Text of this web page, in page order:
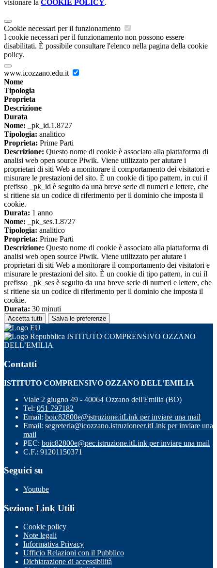
visionare la COOKIE POLICY.
Cookie necessari per il funzionamento
I cookie necessari per il funzionamento non possono essere
disabilitati. È possibile consultare l'elenco nella pagina della cookie
policy.
www.icozzano.edu.it
Nome
Tipologia
Proprieta
Descrizione
Durata
Nome: _pk_id.1.8727
Tipologia: analitico
Proprieta: Prime Parti
Descrizione: Questo nome di cookie è associato alla piattaforma di
analisi web open source Piwik. Viene utilizzato per aiutare i
proprietari di siti Web a monitorare il comportamento dei visitatori e
misurare le prestazioni del sito. È un cookie di tipo pattern, in cui il
prefisso _pk_id è seguito da una breve serie di numeri e lettere, che
si ritiene sia un codice di riferimento per il dominio che imposta il
cookie.
Durata: 1 anno
Nome: _pk_ses.1.8727
Tipologia: analitico
Proprieta: Prime Parti
Descrizione: Questo nome di cookie è associato alla piattaforma di
analisi web open source Piwik. Viene utilizzato per aiutare i
proprietari di siti Web a monitorare il comportamento dei visitatori e
misurare le prestazioni del sito. È un cookie di tipo pattern, in cui il
prefisso _pk_ses è seguito da una breve serie di numeri e lettere, che
si ritiene sia un codice di riferimento per il dominio che imposta il
cookie.
Durata: 30 minuti
Accetta tutti Salva le preferenze
ISTITUTO COMPRENSIVO OZZANO
DELL’EMILIA
Contatti
ISTITUTO COMPRENSIVO OZZANO DELL’EMILIA
Viale 2 giugno 49 - 40064 Ozzano dell'Emilia (BO)
Tel: 051 797182
Email: boic82800e@istruzione.itLink per inviare una mail
Email: segreteria@icozzano.istruzioneer.itLink per inviare una
mail
PEC: boic82800e@pec.istruzione.itLink per inviare una mail
C.F.: 91201150371
Seguici su
Youtube
Sezione Link Utili
Cookie policy
Note legali
Informativa Privacy
Ufficio Relazioni con il Pubblico
Dichiarazione di accessibilità